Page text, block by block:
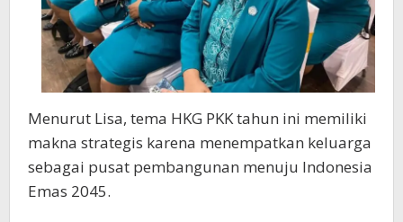
Menurut Lisa, tema HKG PKK tahun ini memiliki
makna strategis karena menempatkan keluarga
sebagai pusat pembangunan menuju Indonesia
Emas 2045.